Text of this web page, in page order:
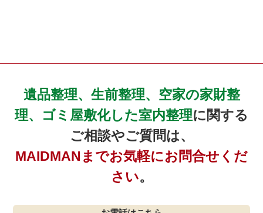
遺品整理、生前整理、空家の家財整
理、ゴミ屋敷化した室内整理に関する
ご相談やご質問は、
MAIDMANまでお気軽にお問合せくだ
さい。